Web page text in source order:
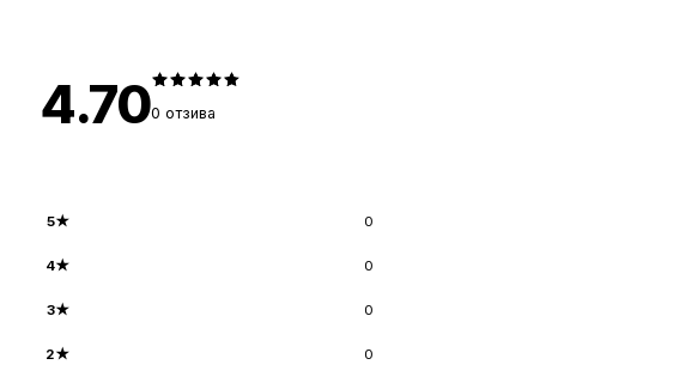
4.700 отзива
5★ 0
4★ 0
3★ 0
2★ 0